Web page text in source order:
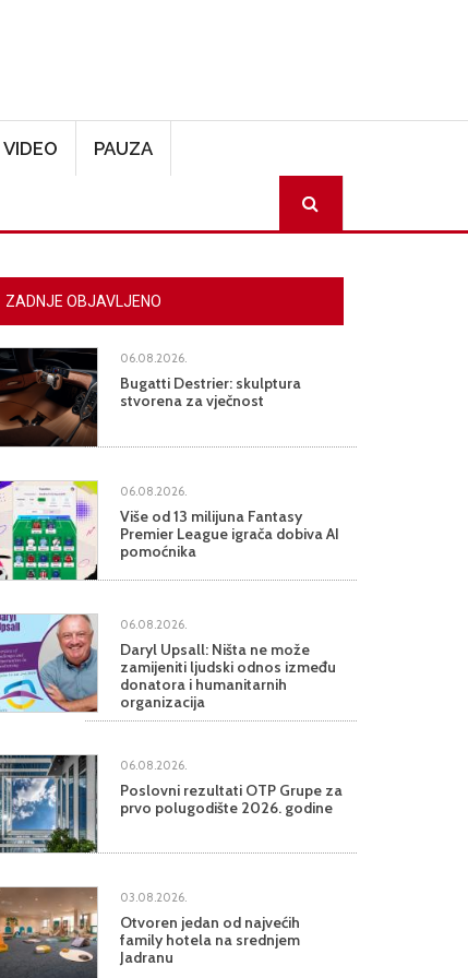
VIDEO
PAUZA
ZADNJE OBJAVLJENO
06.08.2026.
Bugatti Destrier: skulptura
stvorena za vječnost
06.08.2026.
Više od 13 milijuna Fantasy
Premier League igrača dobiva AI
pomoćnika
06.08.2026.
Daryl Upsall: Ništa ne može
zamijeniti ljudski odnos između
donatora i humanitarnih
organizacija
06.08.2026.
Poslovni rezultati OTP Grupe za
prvo polugodište 2026. godine
03.08.2026.
Otvoren jedan od najvećih
family hotela na srednjem
Jadranu